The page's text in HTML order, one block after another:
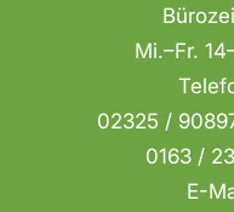
Mi.–Fr.
02325 /
0163 /
E-